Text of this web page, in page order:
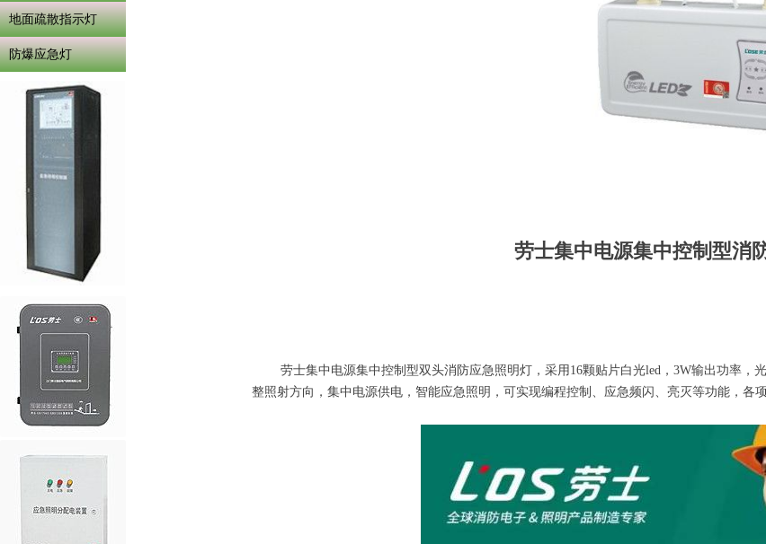
劳士集中电源集中控制型消
劳士集中电源集中控制型双头消防应急照明灯，采用16颗贴片白光led，3W输出功率，
整照射方向，集中电源供电，智能应急照明，可实现编程控制、应急频闪、亮灭等功能，各
地面疏散指示灯
防爆应急灯